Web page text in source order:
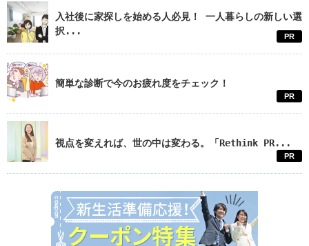
入社後に家探しを始める人必見！ 一人暮らしの新しい選
択...
PR
簡単な診断で今のお疲れ度をチェック！
PR
視点を変えれば、世の中は変わる。「Rethink PR...
PR